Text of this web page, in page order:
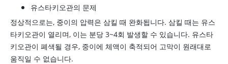
유스타키오관의 문제
정상적으로는, 중이의 압력은 삼킬 때 완화됩니다. 삼킬 때는 유스
타키오관이 열리며, 이는 분당 3~4회 발생할 수 있습니다. 유스타
키오관이 폐색될 경우, 중이에 체액이 축적되어 고막이 원래대로
움직일 수 없습니다.